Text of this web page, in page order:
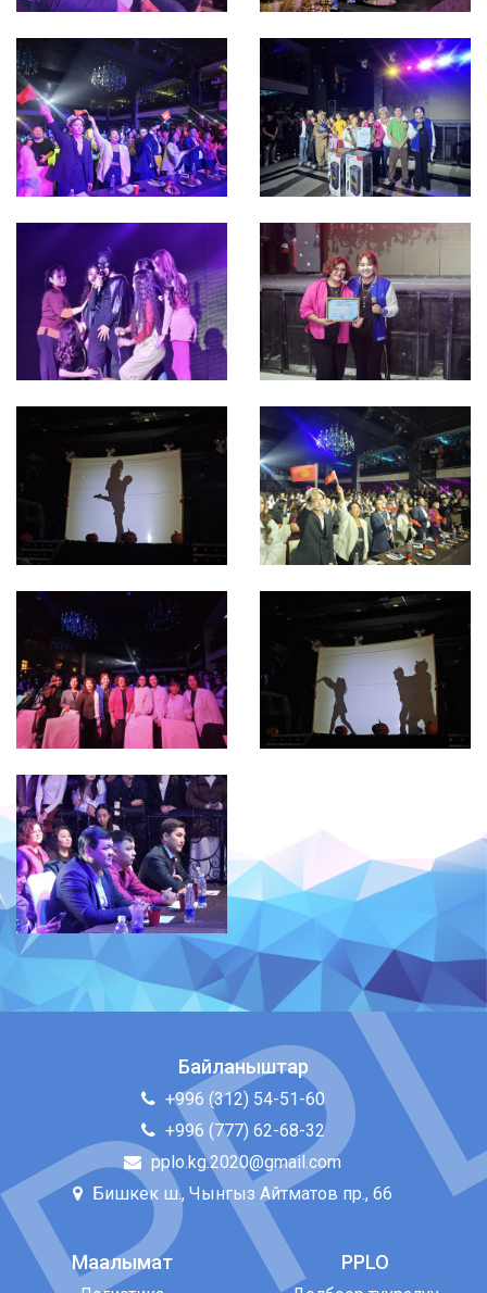
Байланыштар
+996 (312) 54-51-60
+996 (777) 62-68-32
pplo.kg.2020@gmail.com
Бишкек ш., Чынгыз Айтматов пр., 66
Маалымат PPLO